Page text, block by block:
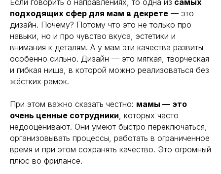
Если говорить о направлениях, то одна из самых
подходящих сфер для мам в декрете — это
дизайн. Почему? Потому что это не только про
навыки, но и про чувство вкуса, эстетики и
внимания к деталям. А у мам эти качества развиты
особенно сильно. Дизайн — это мягкая, творческая
и гибкая ниша, в которой можно реализоваться без
жёстких рамок.
При этом важно сказать честно: мамы — это
очень ценные сотрудники, которых часто
недооценивают. Они умеют быстро переключаться,
организовывать процессы, работать в ограниченное
время и при этом сохранять качество. Это огромный
плюс во фрилансе.